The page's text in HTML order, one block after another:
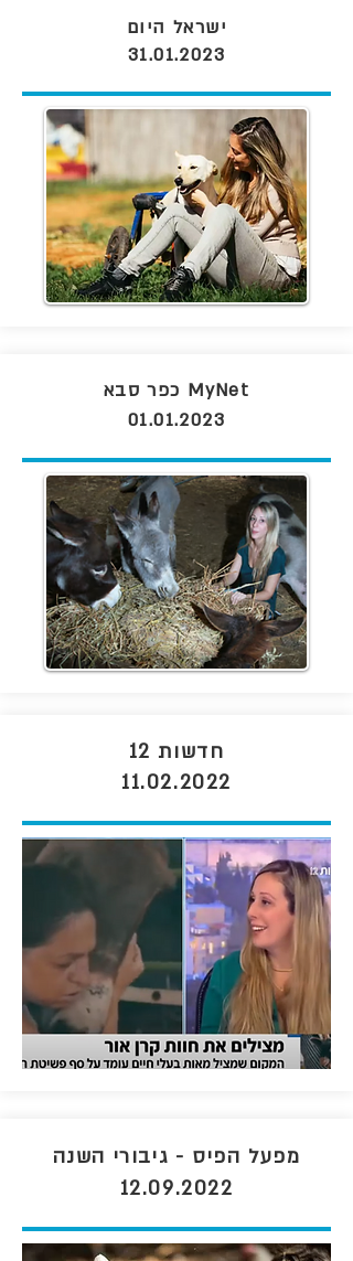
ישראל היום
31.01.2023
MyNet כפר סבא
01.01.2023
חדשות 12
11.02.2022
מפעל הפיס - גיבורי השנה
12.09.2022